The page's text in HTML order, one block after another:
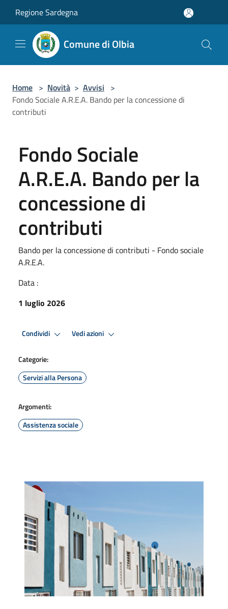
Regione Sardegna
Comune di Olbia
Home > Novità > Avvisi >
Fondo Sociale A.R.E.A. Bando per la concessione di
contributi
Fondo Sociale
A.R.E.A. Bando per la
concessione di
contributi
Bando per la concessione di contributi - Fondo sociale
A.R.E.A.
Data :
1 luglio 2026
Condividi Vedi azioni
Categorie:
Servizi alla Persona
Argomenti:
Assistenza sociale